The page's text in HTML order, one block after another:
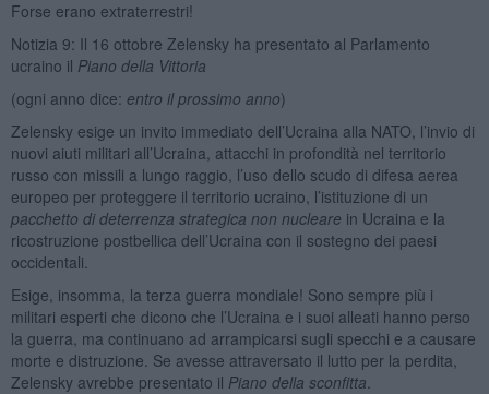
Forse erano extraterrestri!
Notizia 9: Il 16 ottobre Zelensky ha presentato al Parlamento
ucraino il Piano della Vittoria
(ogni anno dice: entro il prossimo anno)
Zelensky esige un invito immediato dell’Ucraina alla NATO, l’invio di
nuovi aiuti militari all’Ucraina, attacchi in profondità nel territorio
russo con missili a lungo raggio, l’uso dello scudo di difesa aerea
europeo per proteggere il territorio ucraino, l’istituzione di un
pacchetto di deterrenza strategica non nucleare in Ucraina e la
ricostruzione postbellica dell’Ucraina con il sostegno dei paesi
occidentali.
Esige, insomma, la terza guerra mondiale! Sono sempre più i
militari esperti che dicono che l’Ucraina e i suoi alleati hanno perso
la guerra, ma continuano ad arrampicarsi sugli specchi e a causare
morte e distruzione. Se avesse attraversato il lutto per la perdita,
Zelensky avrebbe presentato il Piano della sconfitta